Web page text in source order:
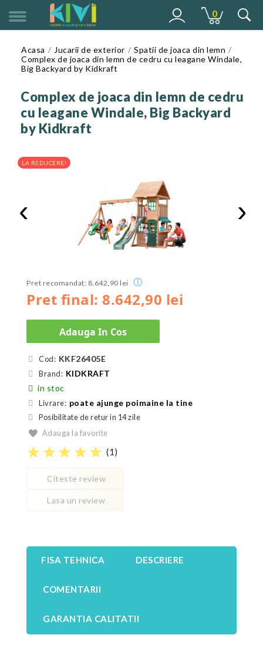
0
Acasa Jucarii de exterior
Spatii de joaca din lemn
Complex de joaca din lemn de cedru cu leagane Windale,
Big Backyard by Kidkraft
Complex de joaca din lemn de cedru
cu leagane Windale, Big Backyard
by Kidkraft
LA REDUCERE!
‹ ›
Pret final: 8.642,90 lei
Pret recomandat: 8.642,90 lei ⓘ
Adauga In Cos
Cod: KKF26405E
Brand: KIDKRAFT
in stoc
Livrare: poate ajunge poimaine la tine
Posibilitate de retur in 14 zile
Adauga la favorite
star star star star star (1)
Citeste review
Lasa un review
FISA TEHNICA DESCRIERE
COMENTARII
GARANTIA CALITATII